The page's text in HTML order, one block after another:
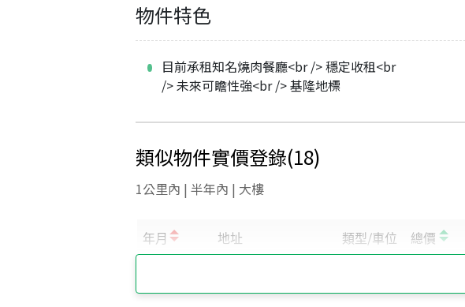
物件特色
目前承租知名燒肉餐廳<br /> 穩定收租<br
/> 未來可瞻性強<br /> 基隆地標
類似物件實價登錄(18)
1公里內 | 半年內 | 大樓